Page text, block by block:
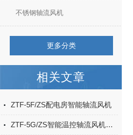
不锈钢轴流风机
更多分类
相关文章
ZTF-5F/ZS配电房智能轴流风机
ZTF-5G/ZS智能温控轴流风机的优点